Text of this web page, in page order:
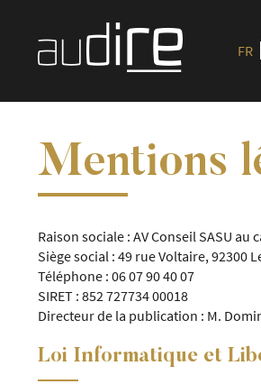
FR
Mentions
Raison sociale : AV Conseil SASU
Siège social : 49 rue Voltaire, 92300
Téléphone : 06 07 90 40 07
SIRET : 852 727734 00018
Directeur de la publication : M.
Loi Informatique et